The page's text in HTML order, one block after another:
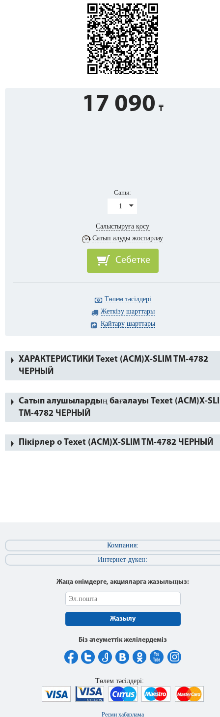
17 090
Саны:
1
Салыстыруға қосу
Сатып алуды жоспарлау
Себетке
Төлем тәсілдері
Жеткізу шарттары
Қайтару шарттары
ХАРАКТЕРИСТИКИ Texet (ACM)X-SLIM TM-4782
ЧЕРНЫЙ
Сатып алушылардың бағалауы Texet (ACM)X-
TM-4782 ЧЕРНЫЙ
Пікірлер о Texet (ACM)X-SLIM TM-4782 ЧЕРНЫЙ
Компания:
Интернет-дүкен:
Жаңа өнімдерге, акцияларға жазылыңыз:
Жазылу
Біз әлеуметтік желілердеміз
Ресми хабарлама
Төлем тәсілдері: